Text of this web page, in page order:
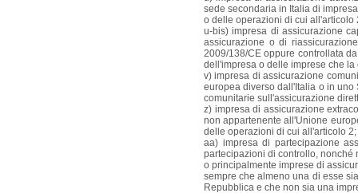
sede secondaria in Italia di
o delle operazioni di cui all'articolo
u-bis) impresa di assicurazione
assicurazione o di
2009/138/CE oppure controllata
dell'impresa o delle imprese che
v) impresa di assicurazione
europea diverso dall'Italia o in
comunitarie sull'assicurazione
z) impresa di assicurazione
non appartenente all'Unione
delle operazioni di cui all'articolo 2;
aa) impresa di partecipazione
partecipazioni di controllo, nonché
o principalmente imprese di
sempre che almeno una di esse
Repubblica e che non sia una